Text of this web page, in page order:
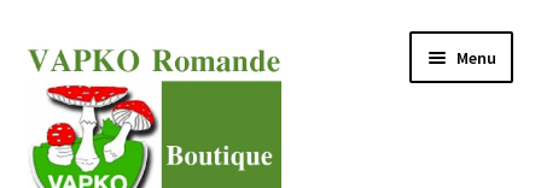
Aller
à
navigation
Aller
au
contenu
Menu